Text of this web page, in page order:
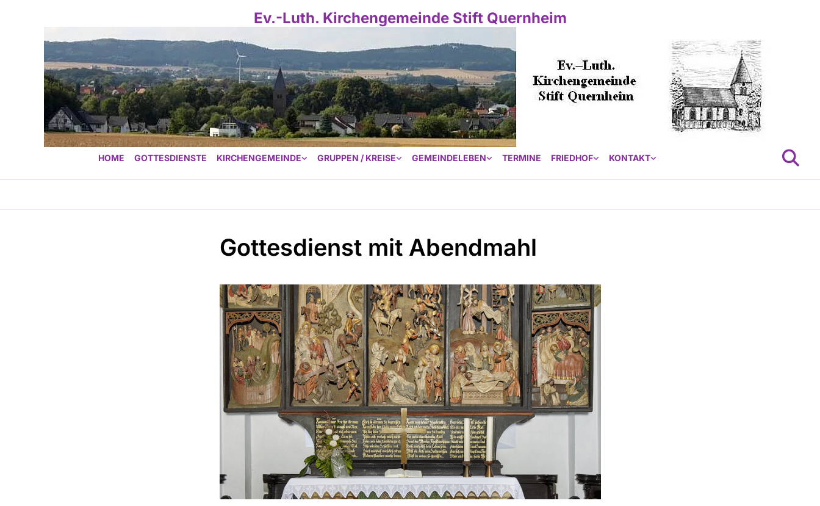
Ev.-Luth. Kirchengemeinde Stift Quernheim
HOME GOTTESDIENSTE KIRCHENGEMEINDE GRUPPEN / KREISE GEMEINDELEBEN TERMINE FRIEDHOF KONTAKT
Gottesdienst mit Abendmahl